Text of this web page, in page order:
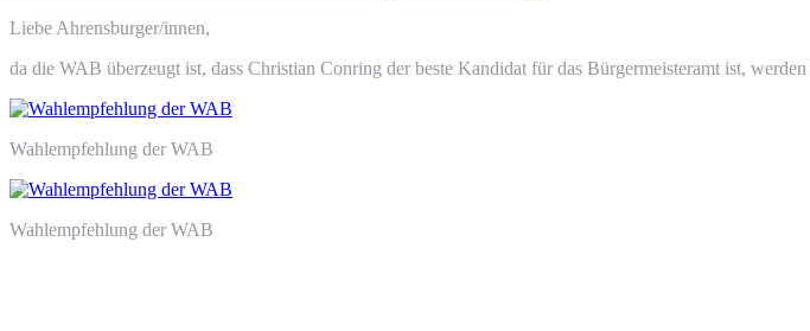
Liebe Ahrensburger/innen,
da die WAB überzeugt ist, dass Christian Conring der beste Kandidat für das Bürgermeisteramt ist,
Wahlempfehlung der WAB
Wahlempfehlung der WAB